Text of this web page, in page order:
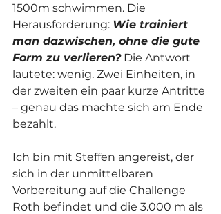
1500m schwimmen. Die
Herausforderung: Wie trainiert
man dazwischen, ohne die gute
Form zu verlieren? Die Antwort
lautete: wenig. Zwei Einheiten, in
der zweiten ein paar kurze Antritte
– genau das machte sich am Ende
bezahlt.
Ich bin mit Steffen angereist, der
sich in der unmittelbaren
Vorbereitung auf die Challenge
Roth befindet und die 3.000 m als